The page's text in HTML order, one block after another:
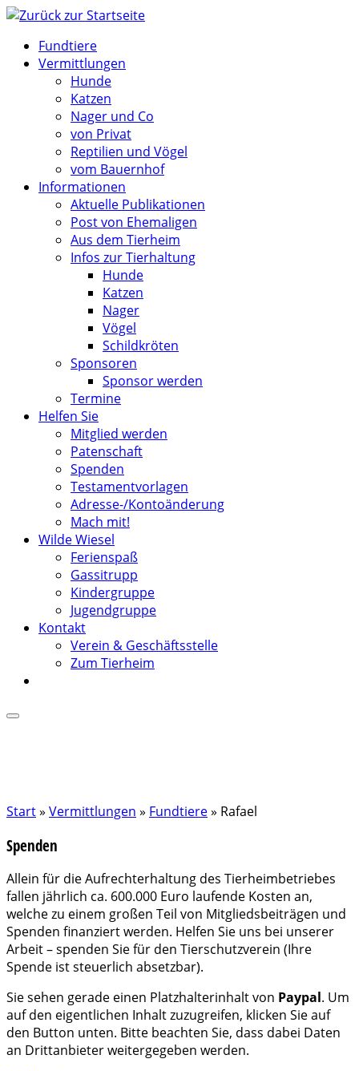
Zum
springenFundtiere
Vermittlungen
Hunde
Katzen
Nager und Co
von Privat
Reptilien und Vögel
vom Bauernhof
Informationen
Aktuelle Publikationen
Post von Ehemaligen
Aus dem Tierheim
Infos zur Tierhaltung
Hunde
Katzen
Nager
Vögel
Schildkröten
Sponsoren
Sponsor werden
Termine
Helfen Sie
Mitglied werden
Patenschaft
Spenden
Testamentvorlagen
Adresse-/Kontoänderung
Mach mit!
Wilde Wiesel
Ferienspaß
Gassitrupp
Kindergruppe
Jugendgruppe
Kontakt
Verein & Geschäftsstelle
Zum Tierheim
Start» Vermittlungen » Fundtiere» Rafael
Spenden
Allein für die Aufrechterhaltung des Tierheimbetriebes
fallen jährlich ca. 600.000 Euro laufende Kosten an,
welche zu einem großen Teil von Mitgliedsbeiträgen und
Spenden finanziert werden. Helfen Sie uns bei unserer
Arbeit – spenden Sie für den Tierschutzverein (Ihre
Spende ist steuerlich absetzbar).
Sie sehen gerade einen Platzhalterinhalt von Paypal. Um
auf den eigentlichen Inhalt zuzugreifen, klicken Sie auf
den Button unten. Bitte beachten Sie, dass dabei Daten
an Drittanbieter weitergegeben werden.